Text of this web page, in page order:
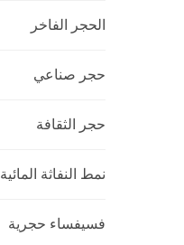
الحجر الفاخر
حجر صناعي
حجر الثقافة
نمط النفاثة المائية
فسيفساء حجرية